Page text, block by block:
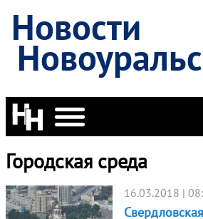
Новости
Городская среда
16.03.2018 |